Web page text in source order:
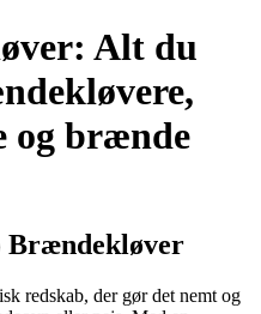
Alt du
og brænde
redskab, der gør det nemt og